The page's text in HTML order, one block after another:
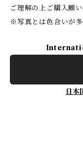
ご理解の上ご購入願い
※写真とは色合いが多
日本